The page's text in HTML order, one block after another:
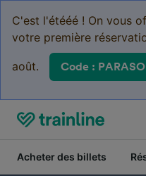
C'est l'étééé ! On vous
votre première
août. Code :
Acheter des billets